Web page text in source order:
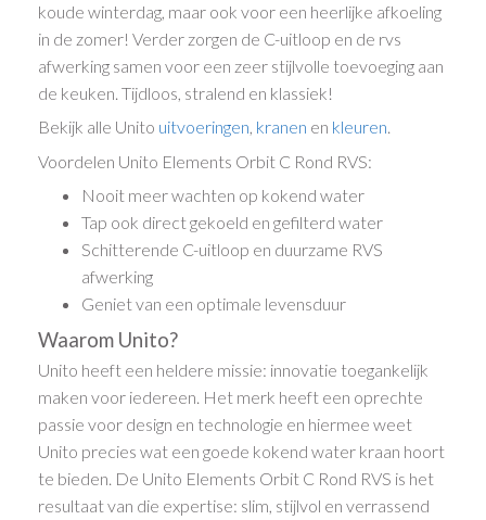
koude winterdag, maar ook voor een heerlijke afkoeling
in de zomer! Verder zorgen de C-uitloop en de rvs
afwerking samen voor een zeer stijlvolle toevoeging aan
de keuken. Tijdloos, stralend en klassiek!
Bekijk alle Unito uitvoeringen, kranen en kleuren.
Voordelen Unito Elements Orbit C Rond RVS:
Nooit meer wachten op kokend water
Tap ook direct gekoeld en gefilterd water
Schitterende C-uitloop en duurzame RVS
afwerking
Geniet van een optimale levensduur
Waarom Unito?
Unito heeft een heldere missie: innovatie toegankelijk
maken voor iedereen. Het merk heeft een oprechte
passie voor design en technologie en hiermee weet
Unito precies wat een goede kokend water kraan hoort
te bieden. De Unito Elements Orbit C Rond RVS is het
resultaat van die expertise: slim, stijlvol en verrassend